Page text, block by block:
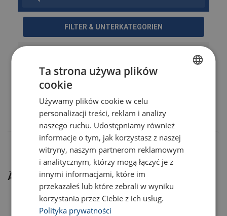
FILTER & UNTERKATEGORIEN
43050029B
43050034B
Kennzeichnung:
Oberfläche:
Sicherheitsbeiwert:
Ähnliche Produkte
ENGLISH TRANSLATION
Ta strona używa plików
cookie
Używamy plików cookie w celu
personalizacji treści, reklam i analizy
naszego ruchu. Udostępniamy również
informacje o tym, jak korzystasz z naszej
witryny, naszym partnerom reklamowym
i analitycznym, którzy mogą łączyć je z
innymi informacjami, które im
przekazałeś lub które zebrali w wyniku
korzystania przez Ciebie z ich usług.
Polityka prywatności